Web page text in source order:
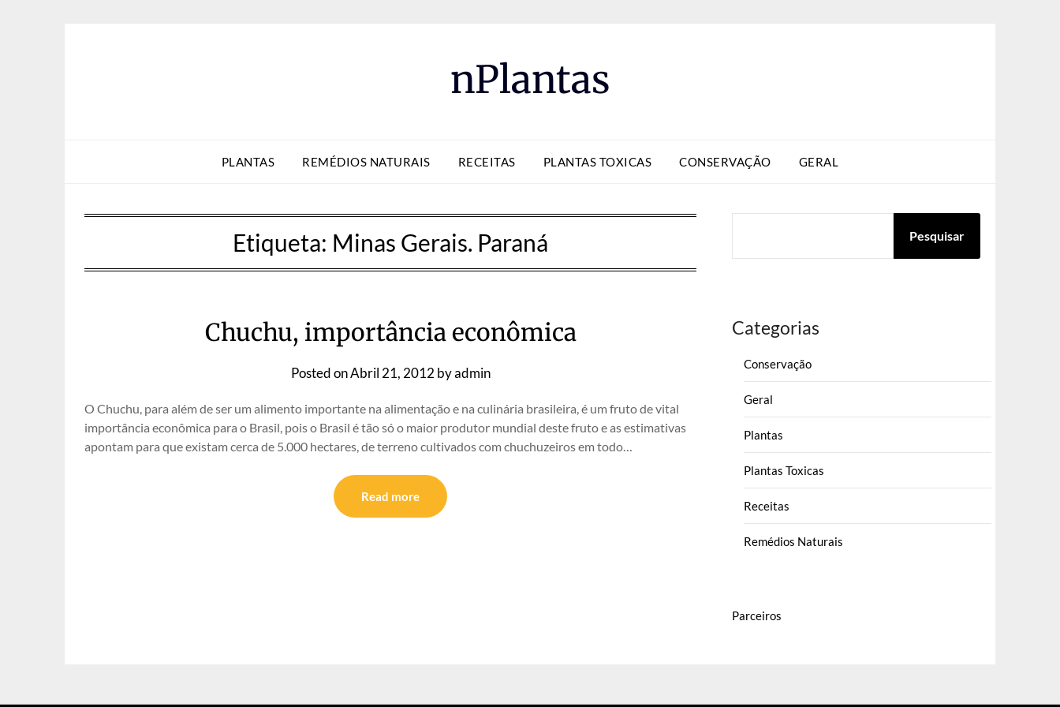
nPlantas
PLANTAS REMÉDIOS NATURAIS RECEITAS PLANTAS TOXICAS CONSERVAÇÃO GERAL
Etiqueta: Minas Gerais. Paraná
Chuchu, importância econômica
Posted onAbril 21, 2012 byadmin
O Chuchu, para além de ser um alimento importante na alimentação e na culinária brasileira, é um fruto de vital
importância econômica para o Brasil, pois o Brasil é tão só o maior produtor mundial deste fruto e as estimativas
apontam para que existam cerca de 5.000 hectares, de terreno cultivados com chuchuzeiros em todo…
Read more
Pesquisar
Categorias
Conservação
Geral
Plantas
Plantas Toxicas
Receitas
Remédios Naturais
Parceiros